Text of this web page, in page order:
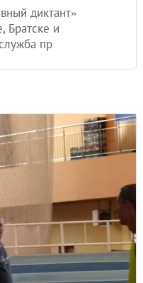
диктант»
Братске и
пр